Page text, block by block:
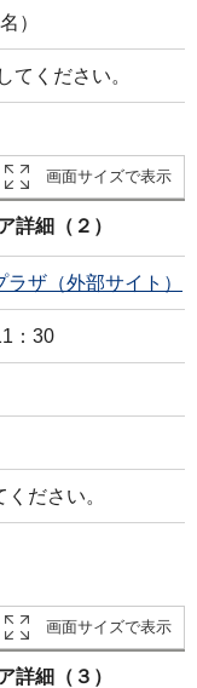
）
てください。
画面サイズで表示
細（２）
ザ（外部サイト）
：30
ください。
画面サイズで表示
細（３）